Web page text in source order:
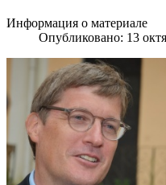
Информация о материале
Опубликовано: 13